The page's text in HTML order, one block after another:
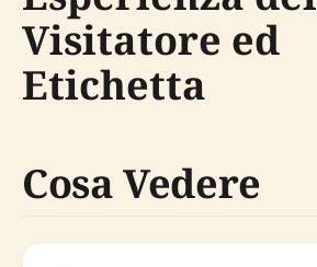
Visitatore ed
Etichetta
Cosa Vedere